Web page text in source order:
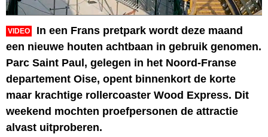
VIDEO
In een Frans pretpark wordt deze maand
een nieuwe houten achtbaan in gebruik genomen.
Parc Saint Paul, gelegen in het Noord-Franse
departement Oise, opent binnenkort de korte
maar krachtige rollercoaster Wood Express. Dit
weekend mochten proefpersonen de attractie
alvast uitproberen.